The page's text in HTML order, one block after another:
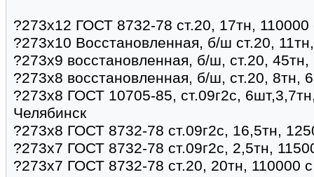
?273х12 ГОСТ 8732-78 ст.20, 17тн, 110000
?273х10 Восстановленная, б/ш ст.20,
?273х9 восстановленная, б/ш, ст.20,
?273х8 восстановленная, б/ш, ст.20, 8тн,
?273х8 ГОСТ 10705-85, ст.09г2с,
Челябинск
?273х8 ГОСТ 8732-78 ст.09г2с, 16,5тн,
?273х7 ГОСТ 8732-78 ст.09г2с, 2,5тн,
?273х7 ГОСТ 8732-78 ст.20, 20тн, 110000